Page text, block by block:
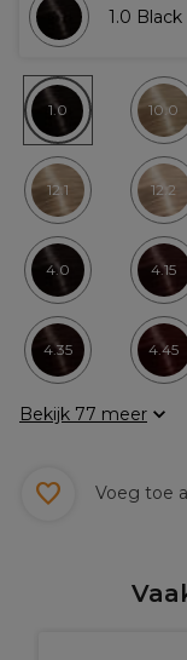
1.0 Black
1.0 10.0
12.1 12.2
4.0 4.15
4.35 4.45
Bekijk 77 meer
Voeg toe